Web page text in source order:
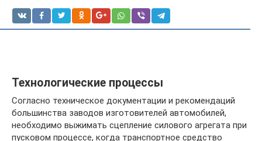
Технологические процессы
Согласно техническое документации и рекомендаций
большинства заводов изготовителей автомобилей,
необходимо выжимать сцепление силового агрегата при
пусковом процессе, когда транспортное средство